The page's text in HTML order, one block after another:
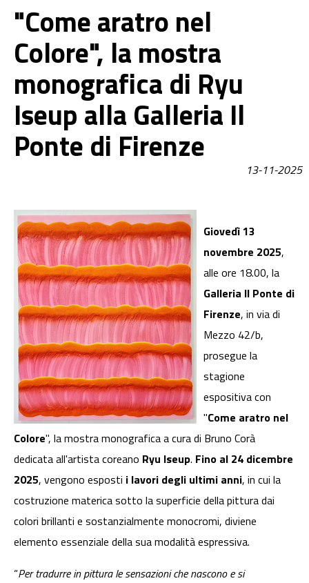
"Come aratro nel
Colore", la mostra
monografica di Ryu
Iseup alla Galleria Il
Ponte di Firenze
13-11-2025
Giovedì 13
novembre 2025,
alle ore 18.00, la
Galleria Il Ponte di
Firenze, in via di
Mezzo 42/b,
prosegue la
stagione
espositiva con
"Come aratro nel
Colore", la mostra monografica a cura di Bruno Corà
dedicata all'artista coreano Ryu Iseup. Fino al 24 dicembre
2025, vengono esposti i lavori degli ultimi anni, in cui la
costruzione materica sotto la superficie della pittura dai
colori brillanti e sostanzialmente monocromi, diviene
elemento essenziale della sua modalità espressiva.
“Per tradurre in pittura le sensazioni che nascono e si